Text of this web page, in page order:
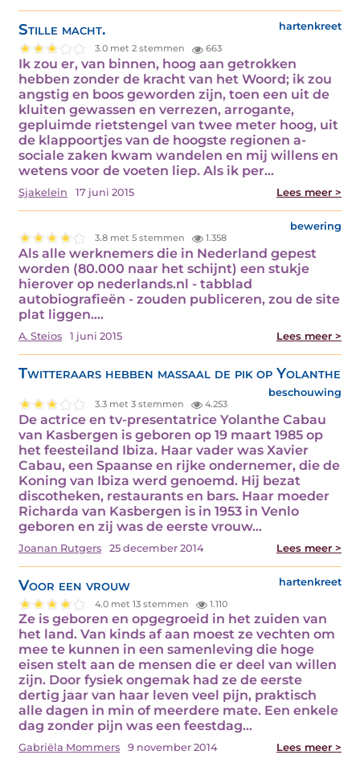
Stille macht. hartenkreet
3.0 met 2 stemmen 663
Ik zou er, van binnen, hoog aan getrokken
hebben zonder de kracht van het Woord; ik zou
angstig en boos geworden zijn, toen een uit de
kluiten gewassen en verrezen, arrogante,
gepluimde rietstengel van twee meter hoog, uit
de klappoortjes van de hoogste regionen a-
sociale zaken kwam wandelen en mij willens en
wetens voor de voeten liep. Als ik per…
Sjakelein 17 juni 2015 Lees meer >
bewering
3.8 met 5 stemmen 1.358
Als alle werknemers die in Nederland gepest
worden (80.000 naar het schijnt) een stukje
hierover op nederlands.nl - tabblad
autobiografieën - zouden publiceren, zou de site
plat liggen.…
A. Steios 1 juni 2015 Lees meer >
Twitteraars hebben massaal de pik op Yolanthe
beschouwing
3.3 met 3 stemmen 4.253
De actrice en tv-presentatrice Yolanthe Cabau
van Kasbergen is geboren op 19 maart 1985 op
het feesteiland Ibiza. Haar vader was Xavier
Cabau, een Spaanse en rijke ondernemer, die de
Koning van Ibiza werd genoemd. Hij bezat
discotheken, restaurants en bars. Haar moeder
Richarda van Kasbergen is in 1953 in Venlo
geboren en zij was de eerste vrouw…
Joanan Rutgers 25 december 2014 Lees meer >
Voor een vrouw hartenkreet
4.0 met 13 stemmen 1.110
Ze is geboren en opgegroeid in het zuiden van
het land. Van kinds af aan moest ze vechten om
mee te kunnen in een samenleving die hoge
eisen stelt aan de mensen die er deel van willen
zijn. Door fysiek ongemak had ze de eerste
dertig jaar van haar leven veel pijn, praktisch
alle dagen in min of meerdere mate. Een enkele
dag zonder pijn was een feestdag…
Gabriëla Mommers 9 november 2014 Lees meer >